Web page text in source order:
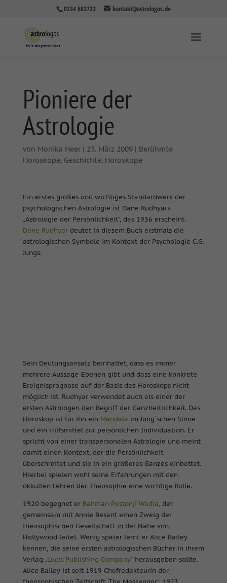
0234 683723 kontakt@astrologos.de
Pioniere der
Astrologie
von Monika Heer| 23. März 2009| Berühmte
Horoskope, Geschichte, Horoskope
Ein erstes großes und wichtiges Standardwerk der
psychologischen Astrologie ist Dane Rudhyars
„Astrologie der Persönlichkeit“, das 1936 erscheint.
Dane Rudhyardeutet in diesem Buch erstmals die
astrologischen Symbole im Kontext der Psychologie C.G.
Jungs.
Sein Deutungsansatz beinhaltet, dass es immer
mehrere Aussage-Ebenen gibt und dass eine konkrete
Ereignisprognose auf der Basis des Horoskops nicht
möglich ist. Rudhyar verwendet auch als einer der
ersten Astrologen den Begriff der Ganzheitlichkeit. Das
Horoskop ist für ihn ein Mandala im Jung`schen Sinne
und ein Hilfsmittel zur persönlichen Individuation. Er
spricht von einer transpersonalen Astrologie und meint
damit einen Kontext, der die Persönlichkeit
überschreitet und sie in ein größeres Ganzes einbettet.
Hierbei spielen wohl seine Erfahrungen mit den
okkulten Lehren der Theosophie eine wichtige Rolle.
1920 begegnet er Bahman Pestonji Wadia, der
gemeinsam mit Annie Besant einen Zweig der
theosophischen Gesellschaft in der Nähe von
Hollywood leitet. Wenig später lernt er Alice Bailey
kennen, die seine ersten astrologischen Bücher in ihrem
Verlag „Lucis Publishing Company“herausgeben sollte.
Alice Bailey ist seit 1919 Chefredakteurin der